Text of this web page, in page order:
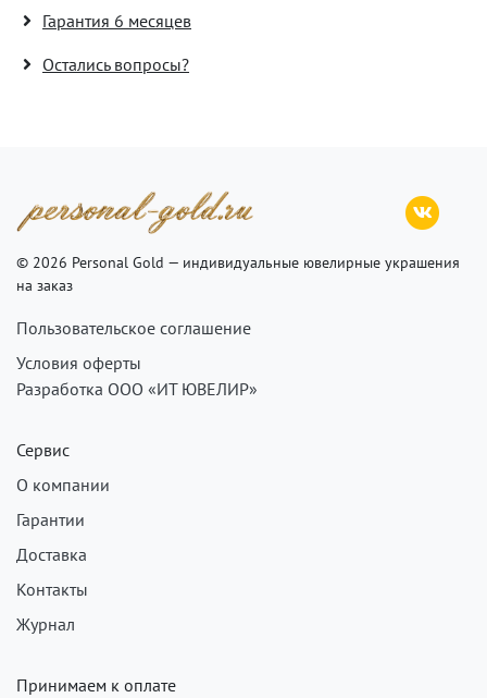
Гарантия 6 месяцев
Остались вопросы?
© 2026 Personal Gold — индивидуальные ювелирные украшения
на заказ
Пользовательское соглашение
Условия оферты
Разработка ООО «ИТ ЮВЕЛИР»
Сервис
О компании
Гарантии
Доставка
Контакты
Журнал
Принимаем к оплате